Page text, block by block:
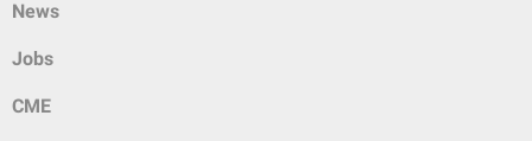
News
Jobs
CME